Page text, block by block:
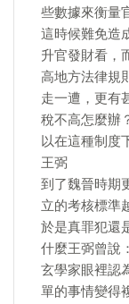
些數據來衡量
這時候難免造
升官發財看，
高地方法律規
走一遭，更有
稅不高怎麼辦
以在這種制度
王弼
到了魏晉時期
立的考核標準
於是真罪犯還
什麼王弼曾說
玄學家眼裡認
單的事情變得